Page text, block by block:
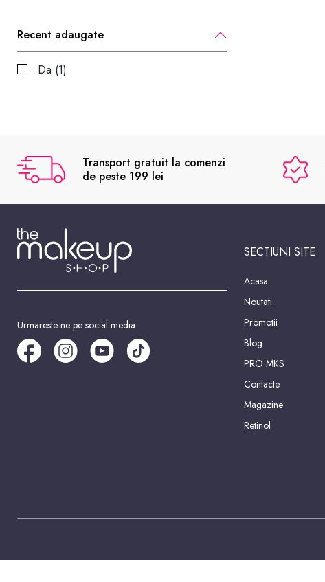
Recent adaugate
Da (1)
Transport gratuit la comenzi
de peste 199 lei
Urmareste-ne pe social media:
SECTIUNI SITE
Acasa
Noutati
Promotii
Blog
PRO MKS
Contacte
Magazine
Retinol